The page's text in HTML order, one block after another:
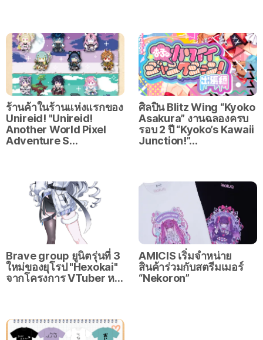
ร้านค้าในร้านแห่งแรกของ
Unireid! "Unireid!
Another World Pixel
Adventure S…
ศิลปิน Blitz Wing “Kyoko
Asakura” งานฉลองครบ
รอบ 2 ปี “Kyoko’s Kawaii
Junction!”…
Brave group ยูนิตรุ่นที่ 3
ใหม่ของยุโรป "Hexokai"
จากโครงการ VTuber ห…
AMICIS เริ่มจำหน่าย
สินค้าร่วมกับสตรีมเมอร์
“Nekoron”